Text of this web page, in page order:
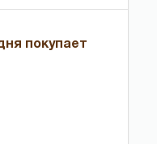
покупает